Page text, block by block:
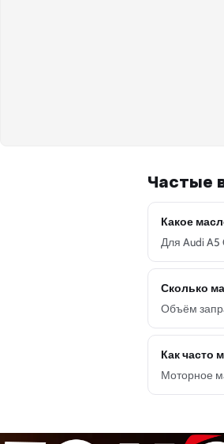
Частые
Какое
Для Audi A5
Сколько
Объём
Как часто
Моторное